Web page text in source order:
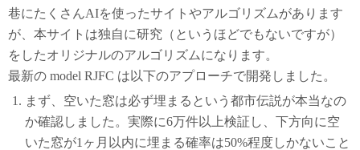
巷にたくさんAIを使ったサイトやアルゴリズムがあります
が、本サイトは独自に研究（というほどでもないですが）
をしたオリジナルのアルゴリズムになります。
最新の model RJFC は以下のアプローチで開発しました。
まず、空いた窓は必ず埋まるという都市伝説が本当なの
か確認しました。実際に6万件以上検証し、下方向に空
いた窓が1ヶ月以内に埋まる確率は50%程度しかないこと